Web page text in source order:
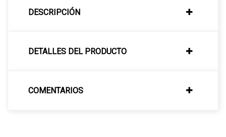
DESCRIPCIÓN
DETALLES DEL PRODUCTO
COMENTARIOS